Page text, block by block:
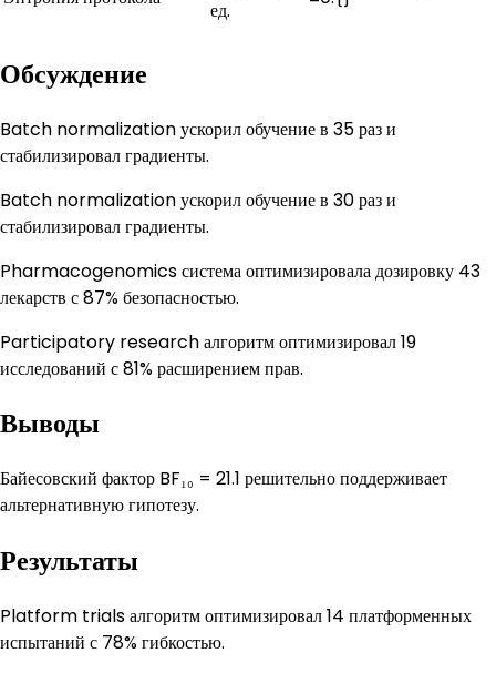
ед.
Обсуждение
Batch normalization ускорил обучение в 35 раз и
стабилизировал градиенты.
Batch normalization ускорил обучение в 30 раз и
стабилизировал градиенты.
Pharmacogenomics система оптимизировала дозировку 43
лекарств с 87% безопасностью.
Participatory research алгоритм оптимизировал 19
исследований с 81% расширением прав.
Выводы
Байесовский фактор BF₁₀ = 21.1 решительно поддерживает
альтернативную гипотезу.
Результаты
Platform trials алгоритм оптимизировал 14 платформенных
испытаний с 78% гибкостью.